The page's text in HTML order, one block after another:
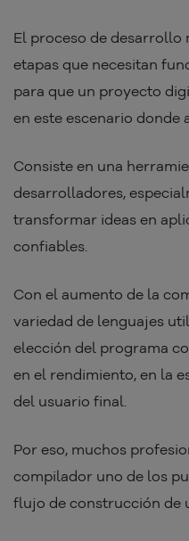
El proceso de
etapas que necesitan
para que un proyecto
en este escenario donde
Consiste en una
desarrolladores,
transformar ideas en
confiables.
Con el aumento de la
variedad de lenguajes
elección del programa
en el rendimiento, en la
del usuario final.
Por eso, muchos
compilador uno de los
flujo de construcción de